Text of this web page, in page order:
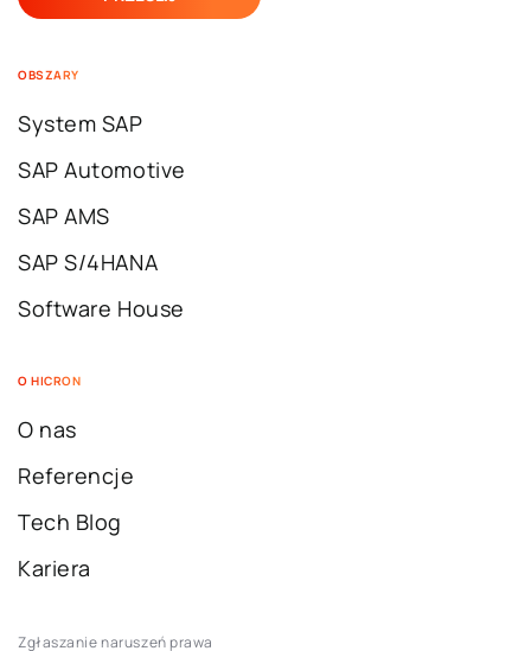
OBSZARY
System SAP
SAP Automotive
SAP AMS
SAP S/4HANA
Software House
O HICRON
O nas
Referencje
Tech Blog
Kariera
Zgłaszanie naruszeń prawa